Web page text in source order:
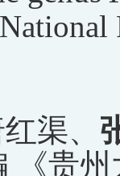
渠、
《贵